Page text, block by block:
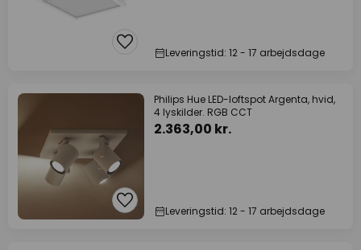
Leveringstid: 12 - 17 arbejdsdage
Philips Hue LED-loftspot Argenta, hvid,
4 lyskilder. RGB CCT
2.363,00 kr.
Leveringstid: 12 - 17 arbejdsdage